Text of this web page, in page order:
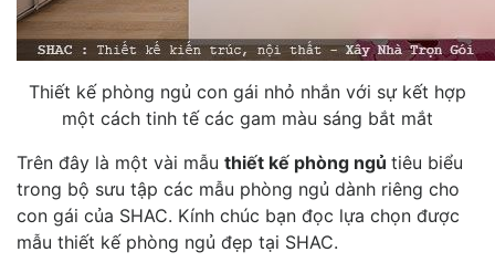
Thiết kế phòng ngủ con gái nhỏ nhắn với sự kết hợp
một cách tinh tế các gam màu sáng bắt mắt
Trên đây là một vài mẫu thiết kế phòng ngủ tiêu biểu
trong bộ sưu tập các mẫu phòng ngủ dành riêng cho
con gái của SHAC. Kính chúc bạn đọc lựa chọn được
mẫu thiết kế phòng ngủ đẹp tại SHAC.